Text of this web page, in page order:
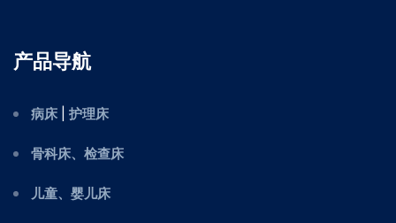
产品导航
病床 护理床
骨科床、检查床
儿童、婴儿床